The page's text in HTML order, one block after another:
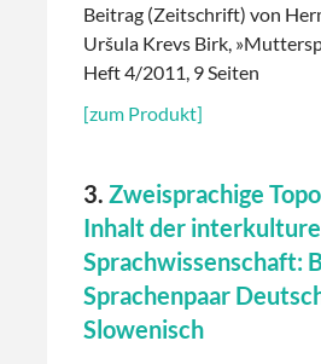
Beitrag (Zeitschrift) von
Uršula Krevs Birk,
Heft 4/2011, 9 Seiten
[zum Produkt]
3. Zweisprachige
Inhalt der
Sprachwissenschaft:
Sprachenpaar
Slowenisch